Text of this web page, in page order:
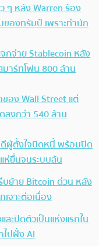
ๆ หลัง Warren ร้อง
องทรัมป์ เพราะทำนัก
กจ่าย Stablecoin หลัง
มาร์ทโฟน 800 ล้าน
ของ Wall Street แต่
งกว่า 540 ล้าน
ดีผู้ตั้งใจบิดหนี้ พร้อมปิด
ห่ยื่นจนระบบล้น
บย้าย Bitcoin ด่วน หลัง
เจาะต่อเนื่อง
ละปิดตัวเป็นแห่งแรกใน
ปฝั่ง AI